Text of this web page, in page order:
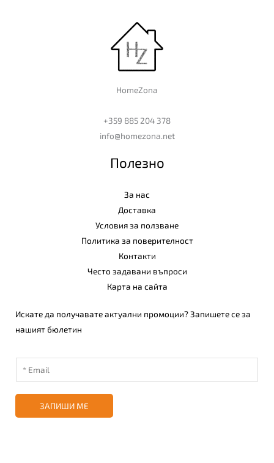
HomeZona
+359 885 204 378
info@homezona.net
Полезно
За нас
Доставка
Условия за ползване
Политика за поверителност
Контакти
Често задавани въпроси
Карта на сайта
Искате да получавате актуални промоции? Запишете се за
нашият бюлетин
ЗАПИШИ МЕ